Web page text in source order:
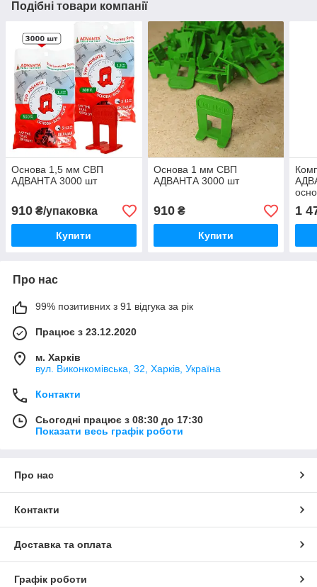
Подібні товари компанії
Основа 1,5 мм СВП
АДВАНТА 3000 шт
910 ₴/упаковка
Купити
Основа 1 мм СВП
АДВАНТА 3000 шт
910₴
Купити
1
Про нас
99% позитивних з 91 відгука за рік
Працює з 23.12.2020
м. Харків
вул. Виконкомівська, 32, Харків, Україна
Контакти
Сьогодні працює з 08:30 до 17:30
Показати весь графік роботи
Про нас
Контакти
Доставка та оплата
Графік роботи